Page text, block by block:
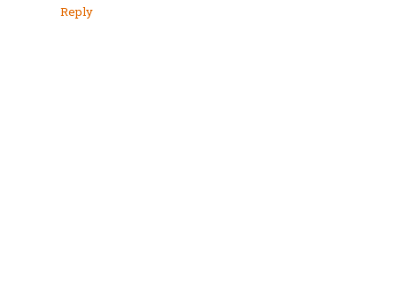
Reply